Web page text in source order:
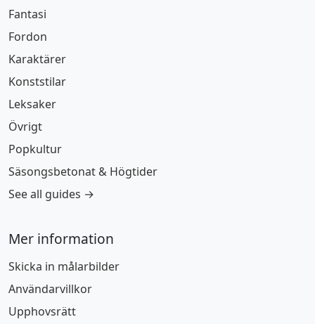
Fantasi
Fordon
Karaktärer
Konststilar
Leksaker
Övrigt
Popkultur
Säsongsbetonat & Högtider
See all guides →
Mer information
Skicka in målarbilder
Användarvillkor
Upphovsrätt